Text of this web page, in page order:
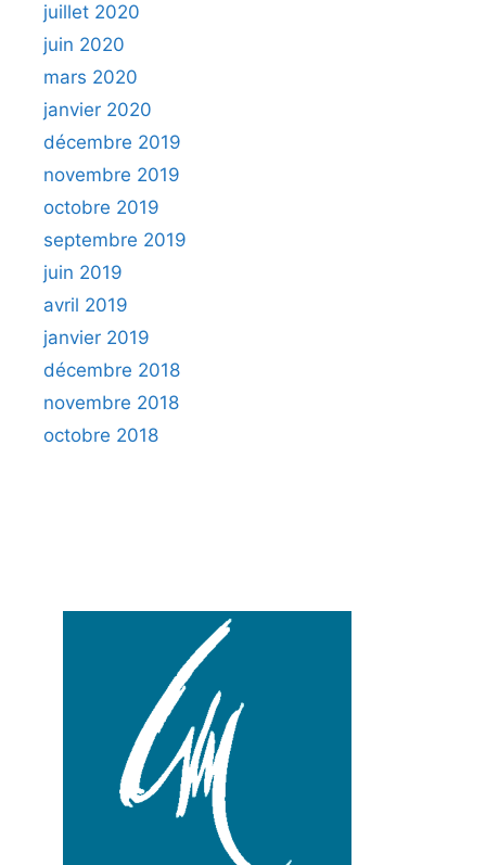
juillet 2020
juin 2020
mars 2020
janvier 2020
décembre 2019
novembre 2019
octobre 2019
septembre 2019
juin 2019
avril 2019
janvier 2019
décembre 2018
novembre 2018
octobre 2018